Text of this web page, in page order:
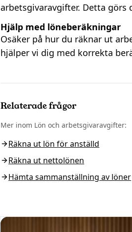
arbetsgivaravgifter. Detta
Hjälp med löneberäkningar
Osäker på hur du räknar ut
hjälper vi dig med korrekta
Relaterade frågor
Mer inom Lön och arbetsgivaravgifter:
Räkna ut lön för anställd
Räkna ut nettolönen
Hämta sammanställning av löner